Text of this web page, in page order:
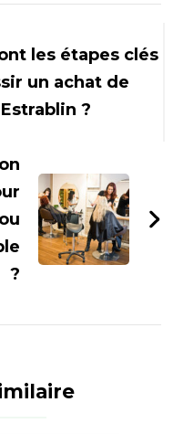
les étapes clés
un achat de
?
?